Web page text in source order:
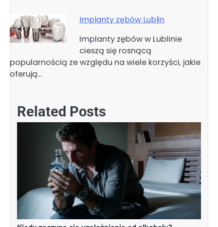
Implanty zębów Lublin
Implanty zębów w Lublinie
cieszą się rosnącą
popularnością ze względu na wiele korzyści, jakie
oferują…
Related Posts